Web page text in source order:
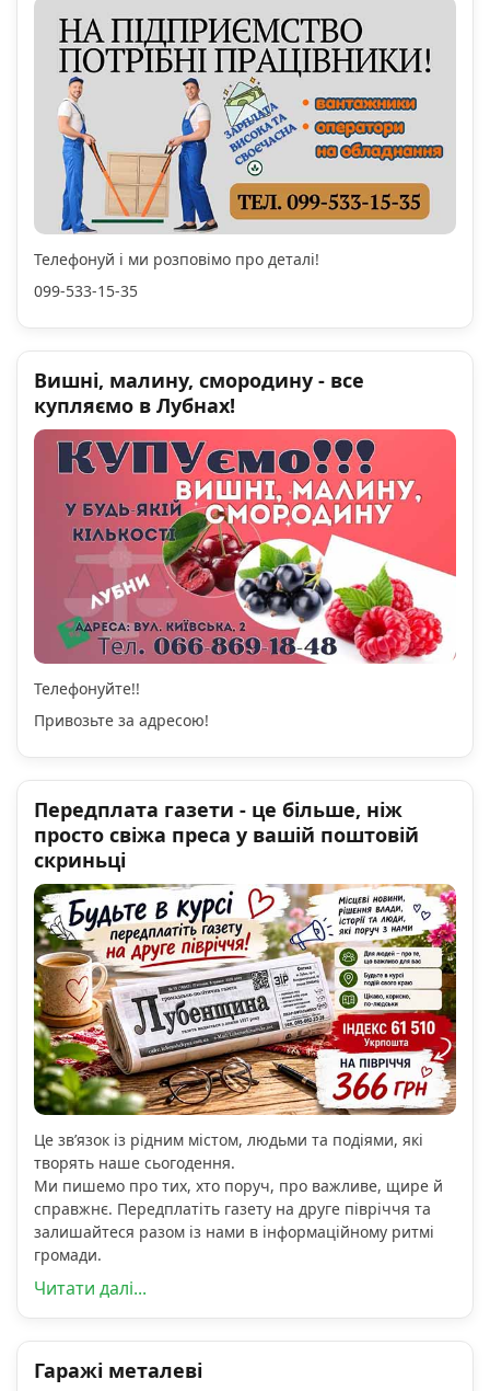
Телефонуй і ми розповімо про деталі!
099-533-15-35
Вишні, малину, смородину - все
купляємо в Лубнах!
Телефонуйте!!
Привозьте за адресою!
Передплата газети - це більше, ніж
просто свіжа преса у вашій поштовій
скриньці
Це зв’язок із рідним містом, людьми та подіями, які
творять наше сьогодення.
Ми пишемо про тих, хто поруч, про важливе, щире й
справжнє. Передплатіть газету на друге півріччя та
залишайтеся разом із нами в інформаційному ритмі
громади.
Читати далі...
Гаражі металеві